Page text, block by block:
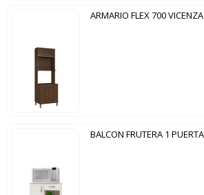
ARMARIO FLEX 700